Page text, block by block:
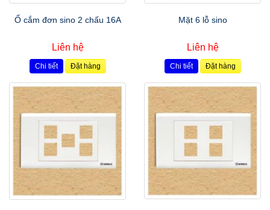
Ổ cắm đơn sino 2 chấu 16A
Liên hệ
Chi tiết Đặt hàng
Mặt 6 lỗ sino
Liên hệ
Chi tiết Đặt hàng